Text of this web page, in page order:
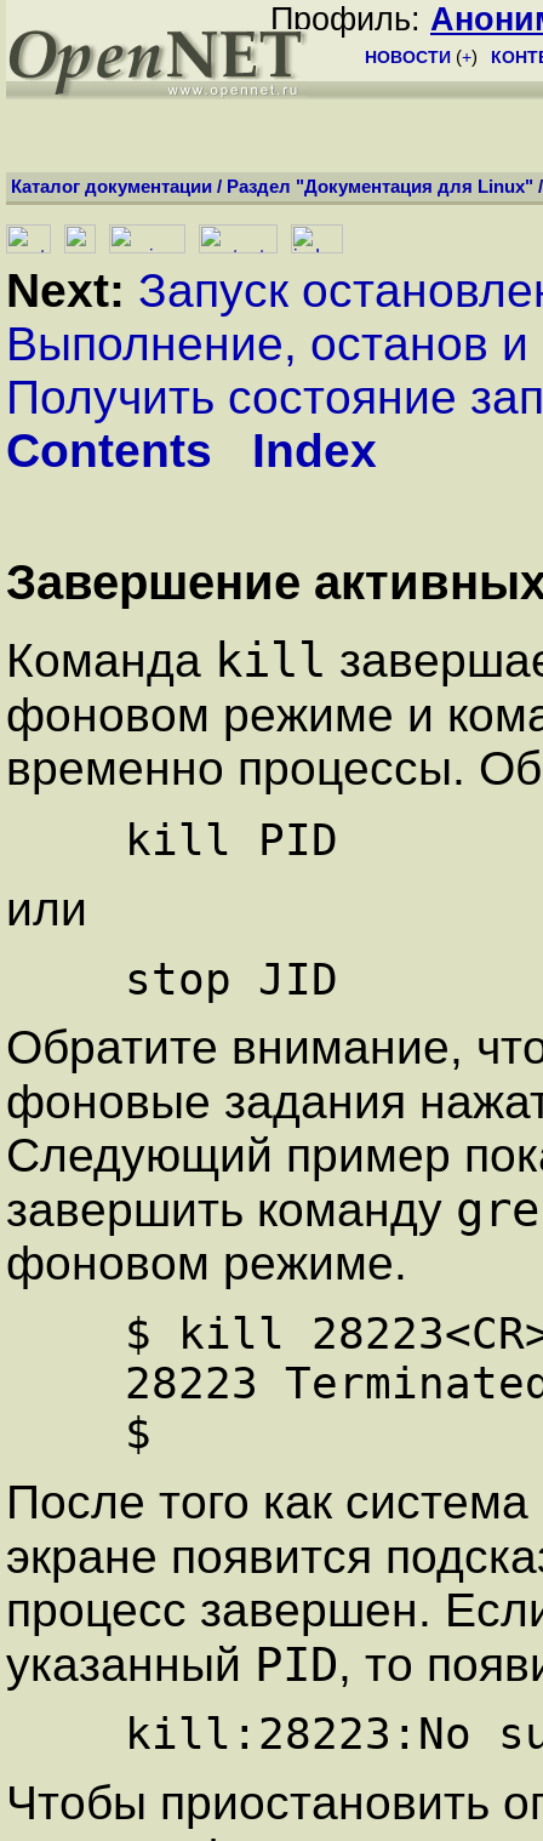
Профиль:
НОВОСТИ (+)
Каталог документации / Раздел "Документация для Linux"
Next: Запуск
Выполнение, останов
Получить состояние
Contents
Index
Завершение
Команда kill
фоновом режиме и
временно процессы.
или
Обратите внимание,
фоновые задания
Следующий пример
завершить команду
фоновом режиме.
После того как
экране появится
процесс завершен.
указанный PID, то
Чтобы приостановить